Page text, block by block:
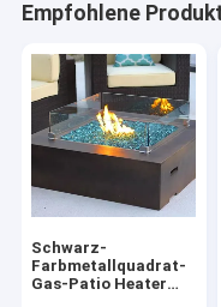
Empfohlene
Schwarz-
Farbmetallquadrat-
Gas-Patio Heater